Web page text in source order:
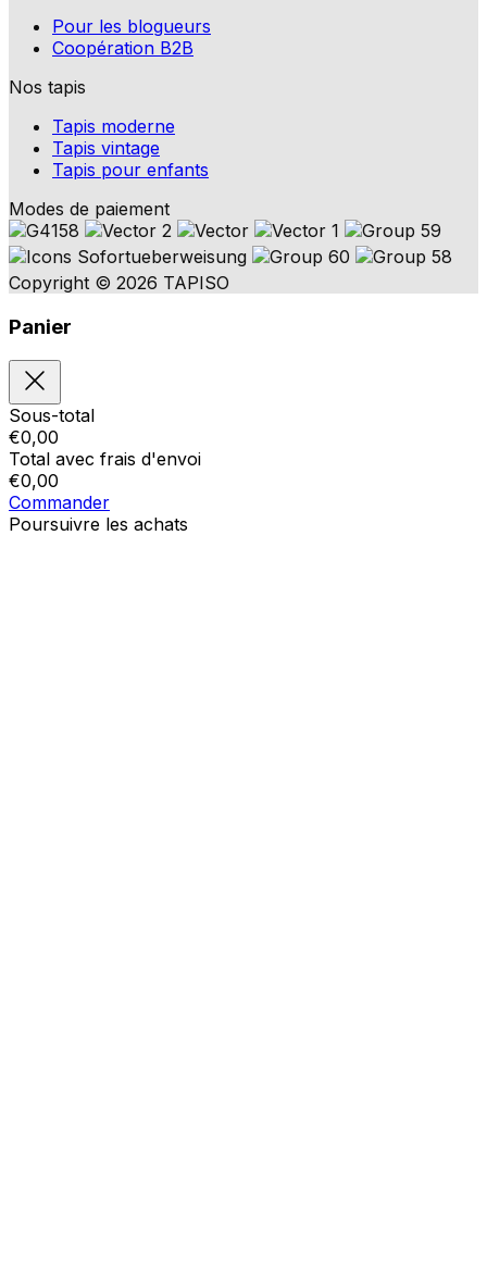
Pour les blogueurs
Coopération B2B
Nos tapis
Tapis moderne
Tapis vintage
Tapis pour enfants
Modes de paiement
Copyright © 2026 TAPISO
Panier
Sous-total
€0,00
Total avec frais d'envoi
€0,00
Commander
Poursuivre les achats